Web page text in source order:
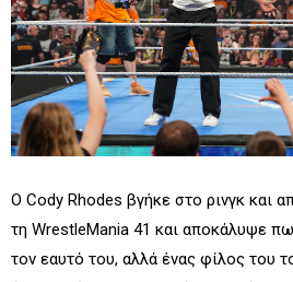
Ο Cody Rhodes βγήκε στο ρινγκ και
τη WrestleMania 41 και αποκάλυψε
τον εαυτό του, αλλά ένας φίλος του